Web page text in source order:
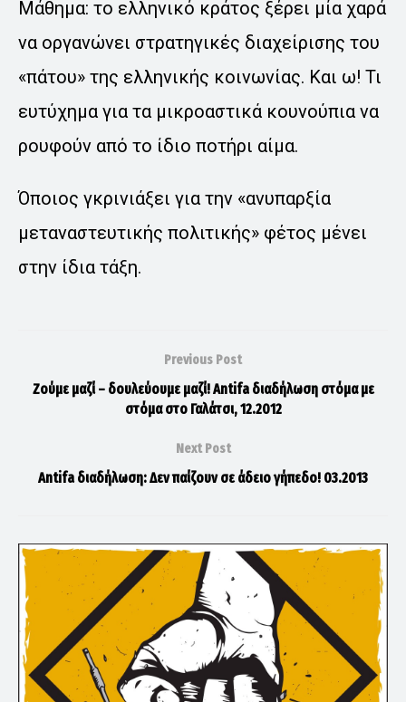
Μάθημα: το ελληνικό κράτος ξέρει μία χαρά
να οργανώνει στρατηγικές διαχείρισης του
«πάτου» της ελληνικής κοινωνίας. Και ω! Τι
ευτύχημα για τα μικροαστικά κουνούπια να
ρουφούν από το ίδιο ποτήρι αίμα.
Όποιος γκρινιάξει για την «ανυπαρξία
μεταναστευτικής πολιτικής» φέτος μένει
στην ίδια τάξη.
Previous Post
Ζούμε μαζί – δουλεύουμε μαζί! Antifa διαδήλωση στόμα με
στόμα στο Γαλάτσι, 12.2012
Next Post
Antifa διαδήλωση: Δεν παίζουν σε άδειο γήπεδο! 03.2013